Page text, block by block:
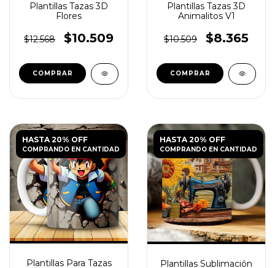
Plantillas Tazas 3D
Flores
$12.568 $10.509
Plantillas Tazas 3D
Animalitos V1
$10.509 $8.365
HASTA 20% OFF
COMPRANDO EN CANTIDAD
Plantillas Para Tazas
HASTA 20% OFF
COMPRANDO EN CANTIDAD
Plantillas Sublimación